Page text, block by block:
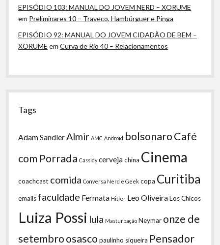
EPISÓDIO 103: MANUAL DO JOVEM NERD – XORUME
em Preliminares 10 – Traveco, Hambúrguer e Pinga
EPISÓDIO 92: MANUAL DO JOVEM CIDADÃO DE BEM –
XORUME emCurva de Rio 40 – Relacionamentos
Tags
Adam Sandler Almir AMC Android bolsonaroCafé
com Porrada Cassidy cervejachina Cinema
coachcast comida Conversa Nerd e Geek copa Curitiba
emails faculdade Fermata Hitler Leo OliveiraLos Chicos
Luiza Possi lula Masturbação Neymar onze de
setembroosasco paulinho siqueira Pensador